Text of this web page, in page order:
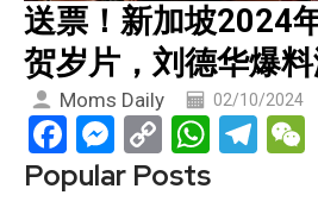
送票！新加坡2024
贺岁片，刘德华爆料
Moms Daily 02/10/2024
Facebook
Messenger
Copy
Link
Popular Posts